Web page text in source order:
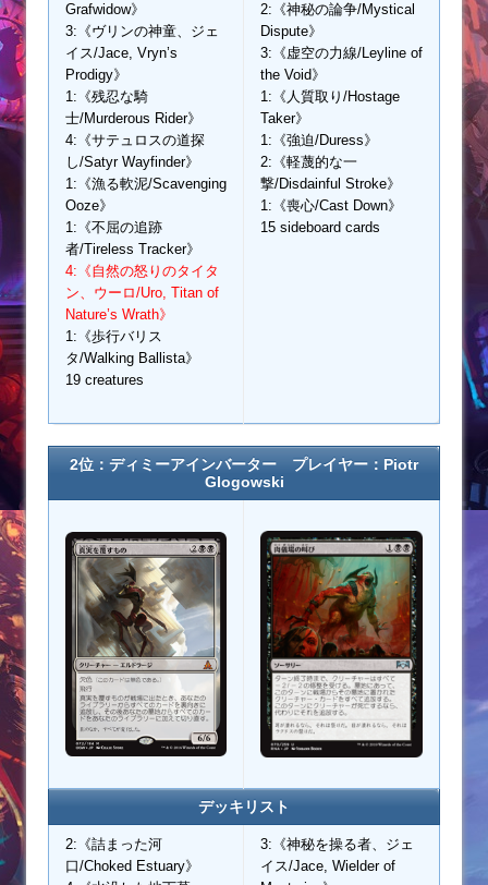
Grafwidow》
3:《ヴリンの神童、ジェ
イス/Jace, Vryn’s
Prodigy》
1:《残忍な騎
士/Murderous Rider》
4:《サテュロスの道探
し/Satyr Wayfinder》
1:《漁る軟泥/Scavenging
Ooze》
1:《不屈の追跡
者/Tireless Tracker》
4:《自然の怒りのタイタ
ン、ウーロ/Uro, Titan of
Nature’s Wrath》
1:《歩行バリス
タ/Walking Ballista》
19 creatures
2:《神秘の論争/Mystical
Dispute》
3:《虚空の力線/Leyline of
the Void》
1:《人質取り/Hostage
Taker》
1:《強迫/Duress》
2:《軽蔑的な一
撃/Disdainful Stroke》
1:《喪心/Cast Down》
15 sideboard cards
2位：ディミーアインバーター プレイヤー： Piotr
Glogowski
デッキリスト
2:《詰まった河
口/Choked Estuary》
3:《神秘を操る者、ジェ
イス/Jace, Wielder of